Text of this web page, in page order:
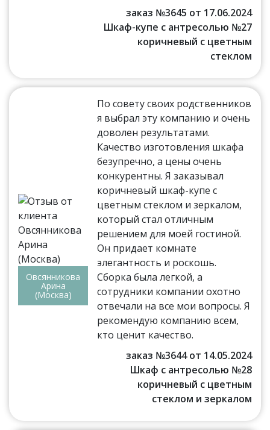
заказ №3645 от 17.06.2024
Шкаф-купе с антресолью №27
коричневый с цветным
стеклом
Овсянникова
Арина
(Москва)
По совету своих родственников
я выбрал эту компанию и очень
доволен результатами.
Качество изготовления шкафа
безупречно, а цены очень
конкурентны. Я заказывал
коричневый шкаф-купе с
цветным стеклом и зеркалом,
который стал отличным
решением для моей гостиной.
Он придает комнате
элегантность и роскошь.
Сборка была легкой, а
сотрудники компании охотно
отвечали на все мои вопросы. Я
рекомендую компанию всем,
кто ценит качество.
заказ №3644 от 14.05.2024
Шкаф с антресолью №28
коричневый с цветным
стеклом и зеркалом